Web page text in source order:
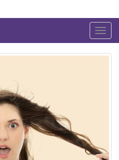
T
o
g
i
g